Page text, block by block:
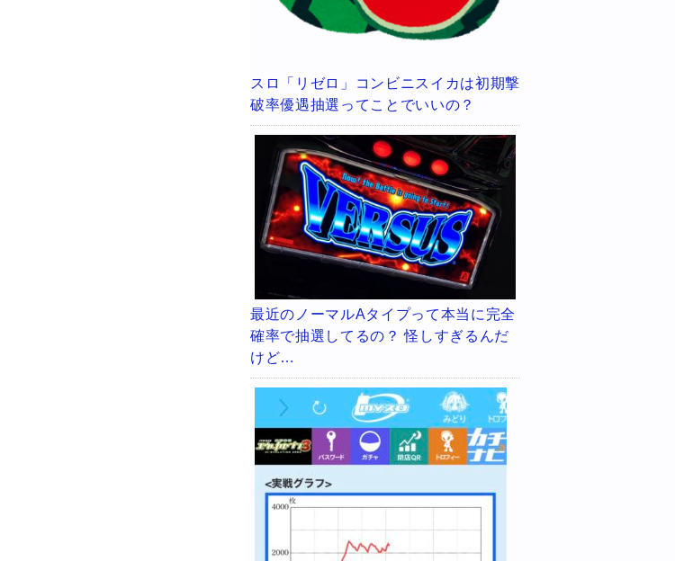
スロ「リゼロ」コンビニスイカは初期撃
破率優遇抽選ってことでいいの？
最近のノーマルAタイプって本当に完全
確率で抽選してるの？ 怪しすぎるんだ
けど…